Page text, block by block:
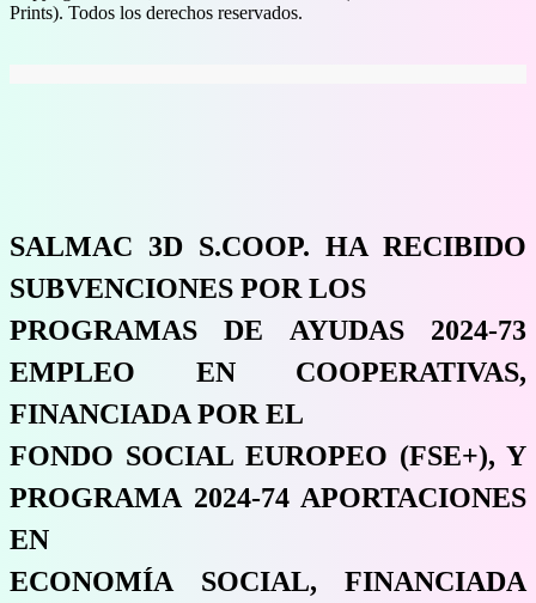
Prints). Todos los derechos reservados.
SALMAC 3D S.COOP. HA RECIBIDO
SUBVENCIONES POR LOS
PROGRAMAS DE AYUDAS 2024-73
EMPLEO EN COOPERATIVAS,
FINANCIADA POR EL
FONDO SOCIAL EUROPEO (FSE+), Y
PROGRAMA 2024-74 APORTACIONES
EN
ECONOMÍA SOCIAL, FINANCIADA